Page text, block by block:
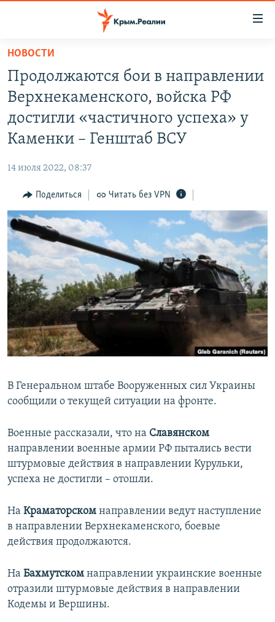
Вернуться
основному
содержанию
Вернутся
главной
Вернутся
поиску
СПЕЦПРОЕКТЫ
КАРТА ВОЕННЫХ ОБЪЕКТОВ КРЫМА
ВОДА
ИСТОРИЯ
ИНФОГРАФИКА
ТЕЛЕПРОЕКТ КРЫМ.РЕАЛИИ
СОВЕТЫ ПРАВОЗАЩИТНИКОВ
ПРОПАВШИЕ БЕЗ ВЕСТИ
ПОБЕДИТЕЛЕЙ НЕ СУДЯТ?
КРЫМ.НЕПОКОРЕННЫЙ
ELIFBE
УКРАИНСКАЯ ПРОБЛЕМА КРЫМА
РАДІО СВОБОДА
КАК ОБОЙТИ БЛОКИРОВКУ
Українською
Qırımtatar
ПРИСОЕДИНЯЙТЕСЬ!
НОВОСТИ
Продолжаются бои в направлении
Верхнекаменского, войска РФ
достигли «частичного успеха» у
Каменки – Генштаб ВСУ
14 июля 2022, 08:37
Поделиться Читать без VPN
В Генеральном штабе Вооруженных сил Украины
сообщили о текущей ситуации на фронте.
Военные рассказали, что на Славянском
направлении военные армии РФ пытались вести
штурмовые действия в направлении Курульки,
успеха не достигли – отошли.
На Краматорском направлении ведут наступление
в направлении Верхнекаменского, боевые
действия продолжаются.
На Бахмутском направлении украинские военные
отразили штурмовые действия в направлении
Кодемы и Вершины.